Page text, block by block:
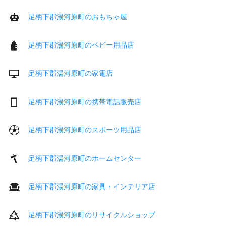
足柄下郡湯河原町のおもちゃ屋
足柄下郡湯河原町のベビー用品店
足柄下郡湯河原町の家電店
足柄下郡湯河原町の携帯電話販売店
足柄下郡湯河原町のスポーツ用品店
足柄下郡湯河原町のホームセンター
足柄下郡湯河原町の家具・インテリア店
足柄下郡湯河原町のリサイクルショップ